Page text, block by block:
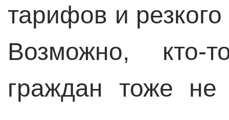
тарифов и
Возможно, кто-
граждан тоже не